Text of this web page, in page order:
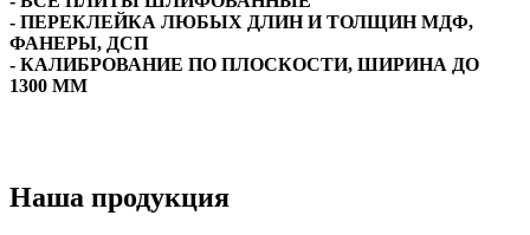
- ПЕРЕКЛЕЙКА ЛЮБЫХ ДЛИН И ТОЛЩИН МДФ,
ФАНЕРЫ, ДСП
- КАЛИБРОВАНИЕ ПО ПЛОСКОСТИ, ШИРИНА ДО
1300 ММ
Наша продукция